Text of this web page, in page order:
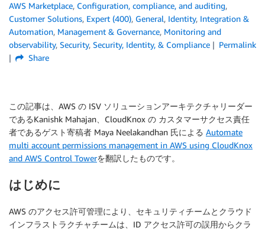
AWS Marketplace, Configuration, compliance, and auditing,
Customer Solutions, Expert (400), General, Identity, Integration &
Automation, Management & Governance, Monitoring and
observability, Security, Security, Identity, & Compliance
Permalink
Share
この記事は、AWS の ISV ソリューションアーキテクチャリーダー
であるKanishk Mahajan、CloudKnox の カスタマーサクセス責任
者であるゲスト寄稿者 Maya Neelakandhan 氏による Automate
multi account permissions management in AWS using CloudKnox
and AWS Control Towerを翻訳したものです。
はじめに
AWS のアクセス許可管理により、セキュリティチームとクラウド
インフラストラクチャチームは、ID アクセス許可の誤用からクラ